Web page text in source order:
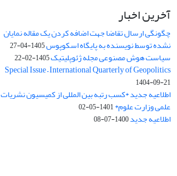
آخرین اخبار
چگونگی ارسال تقاضا جهت اضافه کردن یک مقاله نمایان
نشده توسط نویسنده به پایگاه اسکوپوس1405-04-27
سیاست هوش مصنوعی مجله ژئوپلیتیک1405-02-22
Special Issue – International Quarterly of Geopolitics
1404-09-21
اطلاعیه جدید *کسب رتبه بین المللی از کمیسیون نشریات
علمی وزارت علوم*1401-05-02
اطلاعیه جدید1400-07-08